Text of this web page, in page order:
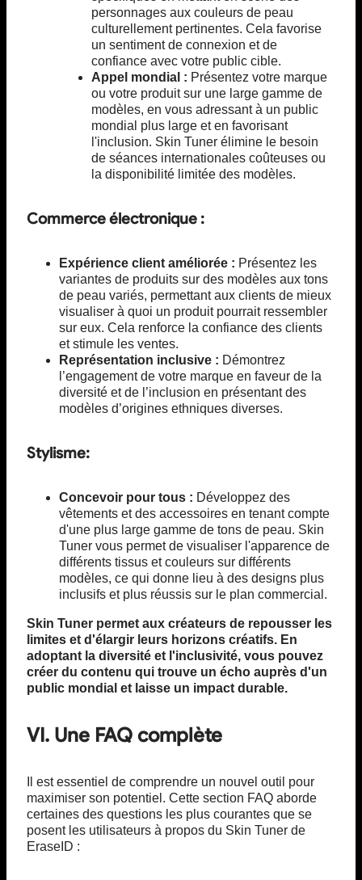
personnages aux couleurs de peau
culturellement pertinentes. Cela favorise
un sentiment de connexion et de
confiance avec votre public cible.
Appel mondial : Présentez votre marque
ou votre produit sur une large gamme de
modèles, en vous adressant à un public
mondial plus large et en favorisant
l'inclusion. Skin Tuner élimine le besoin
de séances internationales coûteuses ou
la disponibilité limitée des modèles.
Commerce électronique :
Expérience client améliorée : Présentez les
variantes de produits sur des modèles aux tons
de peau variés, permettant aux clients de mieux
visualiser à quoi un produit pourrait ressembler
sur eux. Cela renforce la confiance des clients
et stimule les ventes.
Représentation inclusive : Démontrez
l’engagement de votre marque en faveur de la
diversité et de l’inclusion en présentant des
modèles d’origines ethniques diverses.
Stylisme:
Concevoir pour tous : Développez des
vêtements et des accessoires en tenant compte
d'une plus large gamme de tons de peau. Skin
Tuner vous permet de visualiser l'apparence de
différents tissus et couleurs sur différents
modèles, ce qui donne lieu à des designs plus
inclusifs et plus réussis sur le plan commercial.
Skin Tuner permet aux créateurs de repousser les
limites et d'élargir leurs horizons créatifs. En
adoptant la diversité et l'inclusivité, vous pouvez
créer du contenu qui trouve un écho auprès d'un
public mondial et laisse un impact durable.
VI. Une FAQ complète
Il est essentiel de comprendre un nouvel outil pour
maximiser son potentiel. Cette section FAQ aborde
certaines des questions les plus courantes que se
posent les utilisateurs à propos du Skin Tuner de
EraseID :